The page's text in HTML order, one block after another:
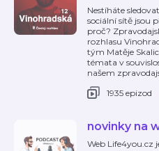
Nestíháte
sociální sítě jsou
proč?
rozhlasu
tým Matěje
témata v
našem
1935 epizod
novinky na
Web